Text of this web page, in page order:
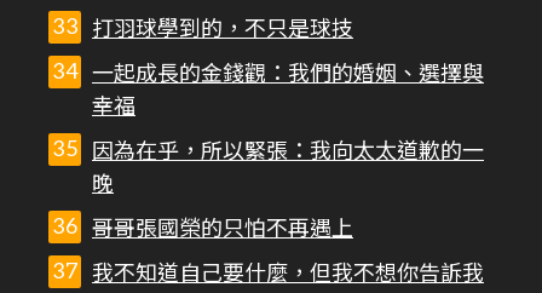
打羽球學到的，不只是球技
一起成長的金錢觀：我們的婚姻、選擇與
幸福
因為在乎，所以緊張：我向太太道歉的一
晚
哥哥張國榮的只怕不再遇上
我不知道自己要什麼，但我不想你告訴我